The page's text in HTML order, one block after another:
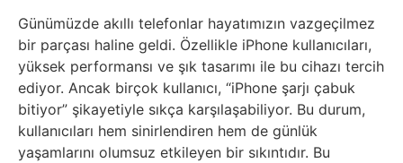
E-
Devlet
Eğitim
Günümüzde akıllı telefonlar hayatımızın vazgeçilmez
bir parçası haline geldi. Özellikle iPhone kullanıcıları,
yüksek performansı ve şık tasarımı ile bu cihazı tercih
ediyor. Ancak birçok kullanıcı, “iPhone şarjı çabuk
bitiyor” şikayetiyle sıkça karşılaşabiliyor. Bu durum,
kullanıcıları hem sinirlendiren hem de günlük
yaşamlarını olumsuz etkileyen bir sıkıntıdır. Bu